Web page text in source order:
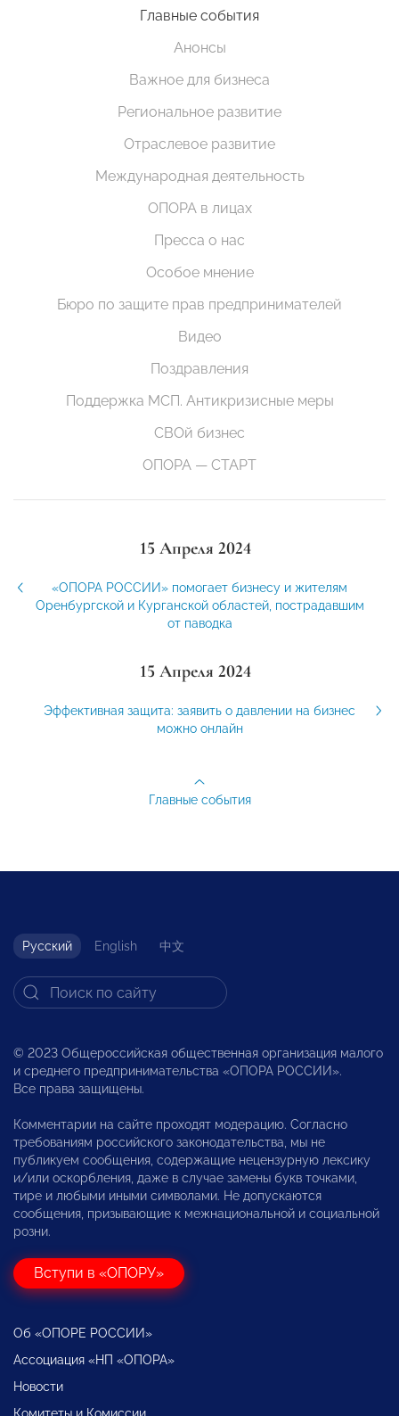
Главные события
Анонсы
Важное для бизнеса
Региональное развитие
Отраслевое развитие
Международная деятельность
ОПОРА в лицах
Пресса о нас
Особое мнение
Бюро по защите прав предпринимателей
Видео
Поздравления
Поддержка МСП. Антикризисные меры
СВОй бизнес
ОПОРА — СТАРТ
15 Апреля 2024
«ОПОРА РОССИИ» помогает бизнесу и жителям
Оренбургской и Курганской областей, пострадавшим
от паводка
15 Апреля 2024
Эффективная защита: заявить о давлении на бизнес
можно онлайн
Главные события
Русский English 中文
© 2023 Общероссийская общественная организация малого
и среднего предпринимательства «ОПОРА РОССИИ».
Все права защищены.
Комментарии на сайте проходят модерацию. Согласно
требованиям российского законодательства, мы не
публикуем сообщения, содержащие нецензурную лексику
и/или оскорбления, даже в случае замены букв точками,
тире и любыми иными символами. Не допускаются
сообщения, призывающие к межнациональной и социальной
розни.
Вступи в «ОПОРУ»
Об «ОПОРЕ РОССИИ»
Ассоциация «НП «ОПОРА»
Новости